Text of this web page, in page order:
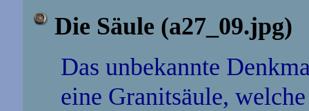
Die Säule (a27_09.jpg)
Das unbekannte
eine Granitsäule,